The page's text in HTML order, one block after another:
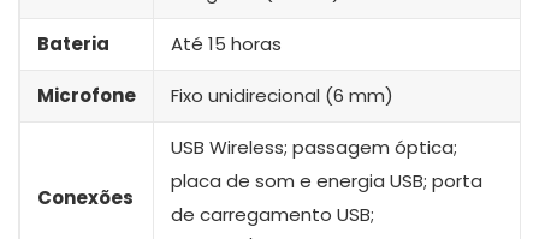
Bateria Até 15 horas
Microfone Fixo unidirecional (6 mm)
Conexões
USB Wireless; passagem óptica;
placa de som e energia USB; porta
de carregamento USB;